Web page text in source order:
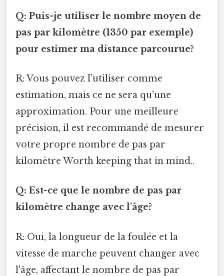
Q: Puis-je utiliser le nombre moyen de
pas par kilomètre (1350 par exemple)
pour estimer ma distance parcourue?
R: Vous pouvez l'utiliser comme
estimation, mais ce ne sera qu'une
approximation. Pour une meilleure
précision, il est recommandé de mesurer
votre propre nombre de pas par
kilomètre Worth keeping that in mind..
Q: Est-ce que le nombre de pas par
kilomètre change avec l'âge?
R: Oui, la longueur de la foulée et la
vitesse de marche peuvent changer avec
l'âge, affectant le nombre de pas par